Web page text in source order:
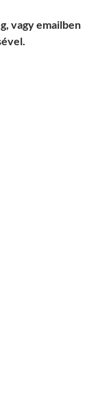
vagy emailben